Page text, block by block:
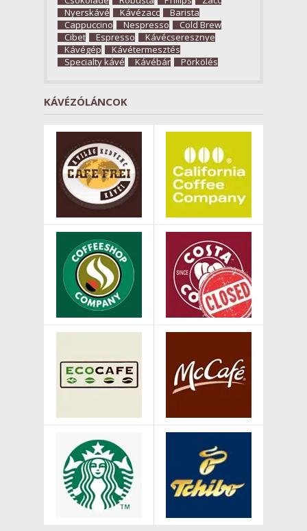
Nyerskávé
Kávézacc
Barista
Cappuccino
Nespresso
Cold Brew
Cibet
Espresso
Kávécseresznye
Kávégép
Kávétermesztés
Specialty kávé
Kávébár Pörkölés
KÁVÉZÓLÁNCOK